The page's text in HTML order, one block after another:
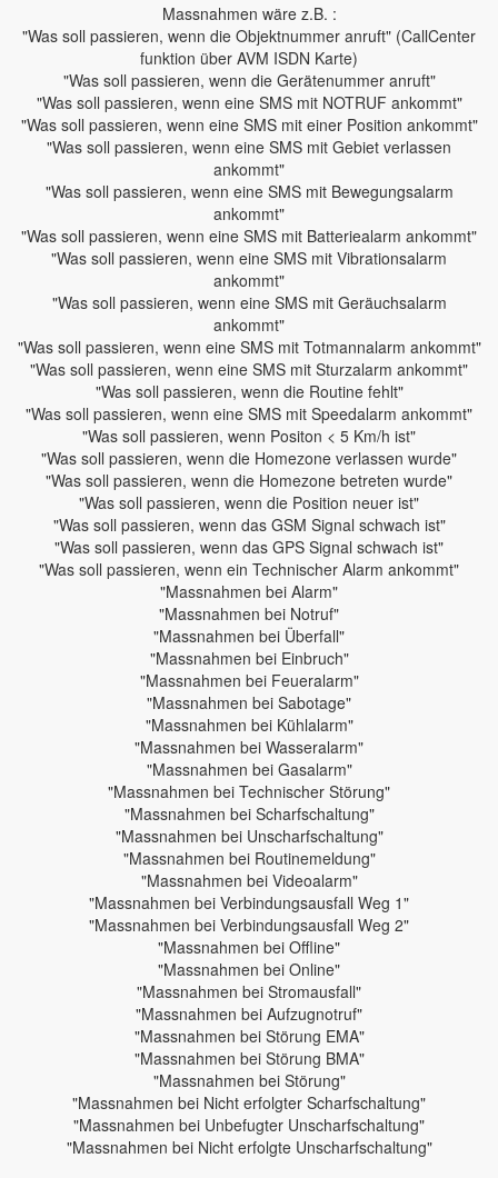
Massnahmen wäre z.B. :
"Was soll passieren, wenn die Objektnummer anruft" (CallCenter
funktion über AVM ISDN Karte)
"Was soll passieren, wenn die Gerätenummer anruft"
"Was soll passieren, wenn eine SMS mit NOTRUF ankommt"
"Was soll passieren, wenn eine SMS mit einer Position ankommt"
"Was soll passieren, wenn eine SMS mit Gebiet verlassen
ankommt"
"Was soll passieren, wenn eine SMS mit Bewegungsalarm
ankommt"
"Was soll passieren, wenn eine SMS mit Batteriealarm ankommt"
"Was soll passieren, wenn eine SMS mit Vibrationsalarm
ankommt"
"Was soll passieren, wenn eine SMS mit Geräuchsalarm
ankommt"
"Was soll passieren, wenn eine SMS mit Totmannalarm ankommt"
"Was soll passieren, wenn eine SMS mit Sturzalarm ankommt"
"Was soll passieren, wenn die Routine fehlt"
"Was soll passieren, wenn eine SMS mit Speedalarm ankommt"
"Was soll passieren, wenn Positon < 5 Km/h ist"
"Was soll passieren, wenn die Homezone verlassen wurde"
"Was soll passieren, wenn die Homezone betreten wurde"
"Was soll passieren, wenn die Position neuer ist"
"Was soll passieren, wenn das GSM Signal schwach ist"
"Was soll passieren, wenn das GPS Signal schwach ist"
"Was soll passieren, wenn ein Technischer Alarm ankommt"
"Massnahmen bei Alarm"
"Massnahmen bei Notruf"
"Massnahmen bei Überfall"
"Massnahmen bei Einbruch"
"Massnahmen bei Feueralarm"
"Massnahmen bei Sabotage"
"Massnahmen bei Kühlalarm"
"Massnahmen bei Wasseralarm"
"Massnahmen bei Gasalarm"
"Massnahmen bei Technischer Störung"
"Massnahmen bei Scharfschaltung"
"Massnahmen bei Unscharfschaltung"
"Massnahmen bei Routinemeldung"
"Massnahmen bei Videoalarm"
"Massnahmen bei Verbindungsausfall Weg 1"
"Massnahmen bei Verbindungsausfall Weg 2"
"Massnahmen bei Offline"
"Massnahmen bei Online"
"Massnahmen bei Stromausfall"
"Massnahmen bei Aufzugnotruf"
"Massnahmen bei Störung EMA"
"Massnahmen bei Störung BMA"
"Massnahmen bei Störung"
"Massnahmen bei Nicht erfolgter Scharfschaltung"
"Massnahmen bei Unbefugter Unscharfschaltung"
"Massnahmen bei Nicht erfolgte Unscharfschaltung"